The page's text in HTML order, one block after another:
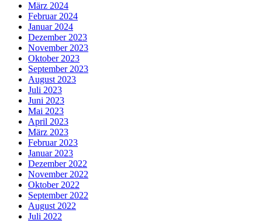
März 2024
Februar 2024
Januar 2024
Dezember 2023
November 2023
Oktober 2023
September 2023
August 2023
Juli 2023
Juni 2023
Mai 2023
April 2023
März 2023
Februar 2023
Januar 2023
Dezember 2022
November 2022
Oktober 2022
September 2022
August 2022
Juli 2022